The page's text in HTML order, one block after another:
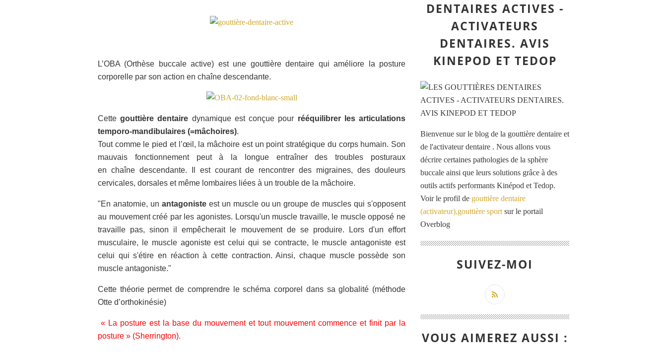
L’OBA (Orthèse buccale active) est une gouttière dentaire qui améliore la posture
corporelle par son action en chaîne descendante.
Cettegouttière dentaire dynamique est conçue pour rééquilibrer les articulations
temporo-mandibulaires (=mâchoires).
Tout comme le pied et l’œil, la mâchoire est un point stratégique du corps humain. Son
mauvais fonctionnement peut à la longue entraîner des troubles posturaux
en chaîne descendante. Il est courant de rencontrer des migraines, des douleurs
cervicales, dorsales et même lombaires liées à un trouble de la mâchoire.
"En anatomie, un antagonisteest un muscleou un groupe de muscles qui s'opposent
au mouvement créé par les agonistes. Lorsqu'un muscle travaille, le muscle opposé ne
travaille pas, sinon il empêcherait le mouvement de se produire. Lors d'un effort
musculaire, le muscle agoniste est celui qui se contracte, le muscle antagoniste est
celui qui s'étire en réaction à cette contraction. Ainsi, chaque muscle possède son
muscle antagoniste."
Cette théorie permet de comprendre le schéma corporel dans sa globalité (méthode
Otte d’orthokinésie)
« La posture est la base du mouvement et tout mouvement commence et finit par la
posture » (Sherrington).
DENTAIRES ACTIVES -
ACTIVATEURS
DENTAIRES. AVIS
KINEPOD ET TEDOP
Bienvenue sur le blog de la gouttière dentaire et
de l'activateur dentaire . Nous allons vous
décrire certaines pathologies de la sphère
buccale ainsi que leurs solutions grâce à des
outils actifs performants Kinépod et Tedop.
Voir le profil de gouttière dentaire
(activateur),gouttière sport sur le portail
Overblog
SUIVEZ-MOI
VOUS AIMEREZ AUSSI :